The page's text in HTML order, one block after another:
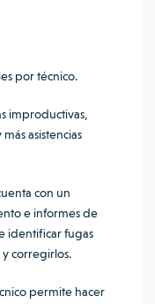
por técnico.
improductivas,
asistencias
con un
e informes de
identificar fugas
corregirlos.
permite hacer